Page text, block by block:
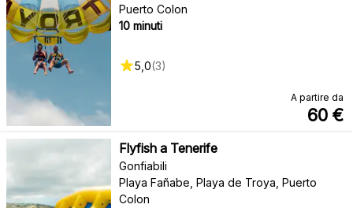
Puerto Colon
10 minuti
5,0(3)
A partire da
60 €
Flyfish a Tenerife
Gonfiabili
Playa Fañabe, Playa de Troya, Puerto
Colon